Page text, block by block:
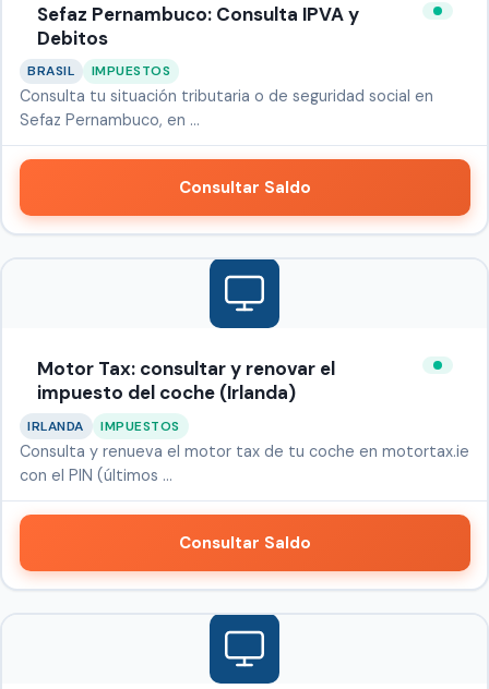
Sefaz Pernambuco: Consulta IPVA y
Debitos
BRASIL IMPUESTOS
Consulta tu situación tributaria o de seguridad social en
Sefaz Pernambuco, en …
Consultar Saldo
Motor Tax: consultar y renovar el
impuesto del coche (Irlanda)
IRLANDA IMPUESTOS
Consulta y renueva el motor tax de tu coche en motortax.ie
con el PIN (últimos …
Consultar Saldo